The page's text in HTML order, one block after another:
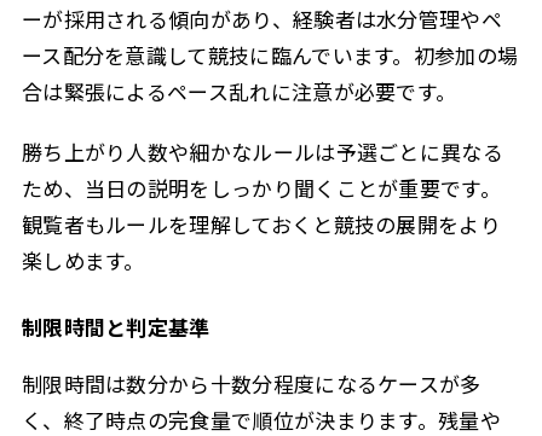
ーが採用される傾向があり、経験者は水分管理やペ
ース配分を意識して競技に臨んでいます。初参加の場
合は緊張によるペース乱れに注意が必要です。
勝ち上がり人数や細かなルールは予選ごとに異なる
ため、当日の説明をしっかり聞くことが重要です。
観覧者もルールを理解しておくと競技の展開をより
楽しめます。
制限時間と判定基準
制限時間は数分から十数分程度になるケースが多
く、終了時点の完食量で順位が決まります。残量や